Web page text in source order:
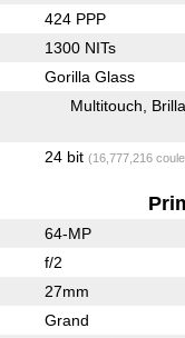
424 PPP
1300 NITs
Gorilla Glass
Multitouch
24 bit (16,777,216
64-MP
f/2
27mm
Grand